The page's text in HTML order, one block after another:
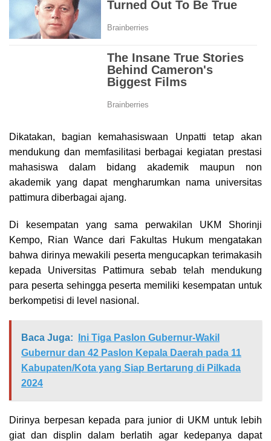
Dikatakan, bagian kemahasiswaan Unpatti tetap akan
mendukung dan memfasilitasi berbagai kegiatan prestasi
mahasiswa dalam bidang akademik maupun non
akademik yang dapat mengharumkan nama universitas
pattimura diberbagai ajang.
Di kesempatan yang sama perwakilan UKM Shorinji
Kempo, Rian Wance dari Fakultas Hukum mengatakan
bahwa dirinya mewakili peserta mengucapkan terimakasih
kepada Universitas Pattimura sebab telah mendukung
para peserta sehingga peserta memiliki kesempatan untuk
berkompetisi di level nasional.
Baca Juga:
Ini Tiga Paslon Gubernur-Wakil
Gubernur dan 42 Paslon Kepala Daerah pada 11
Kabupaten/Kota yang Siap Bertarung di Pilkada
2024
Dirinya berpesan kepada para junior di UKM untuk lebih
giat dan displin dalam berlatih agar kedepanya dapat